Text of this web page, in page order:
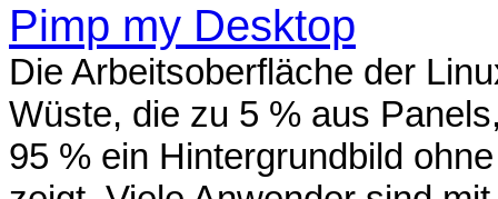
Pimp my Desktop
Die Arbeitsoberfläche der
Wüste, die zu 5 % aus
95 % ein Hintergrundbild